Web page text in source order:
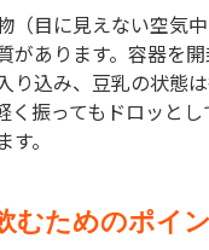
（目に見えない空気
があります。容器を
り込み、豆乳の状態
く振ってもドロッと
。
むためのポイン